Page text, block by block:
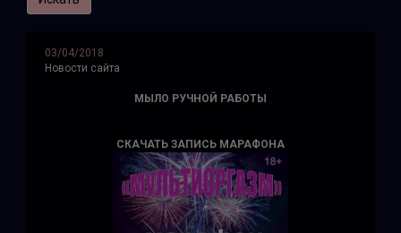
03/04/2018
Новости сайта
МЫЛО РУЧНОЙ РАБОТЫ
СКАЧАТЬ ЗАПИСЬ МАРАФОНА